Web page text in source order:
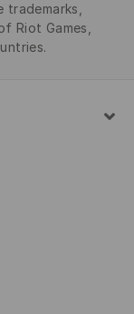
Riot Games,